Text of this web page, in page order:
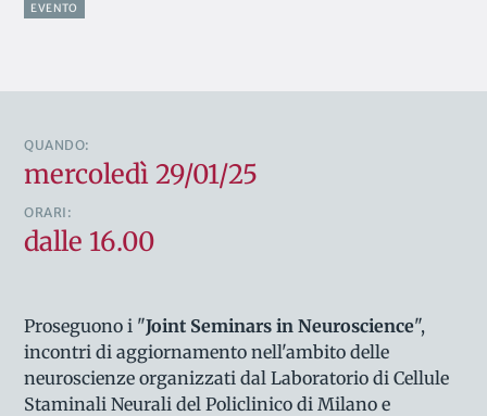
EVENTO
QUANDO:
mercoledì 29/01/25
ORARI:
dalle 16.00
Proseguono i "Joint Seminars in Neuroscience",
incontri di aggiornamento nell'ambito delle
neuroscienze organizzati dal Laboratorio di Cellule
Staminali Neurali del Policlinico di Milano e